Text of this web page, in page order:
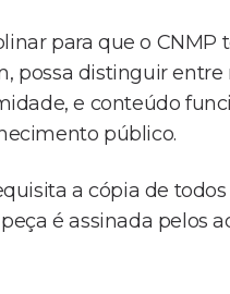
para que o CNMP
possa distinguir
e conteúdo
público.
a cópia de
é assinada pelos